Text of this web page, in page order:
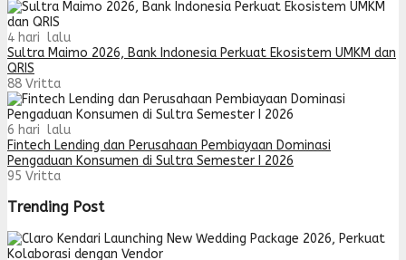
4 hari lalu
Sultra Maimo 2026, Bank Indonesia Perkuat Ekosistem UMKM dan
QRIS
88 Vritta
6 hari lalu
Fintech Lending dan Perusahaan Pembiayaan Dominasi
Pengaduan Konsumen di Sultra Semester I 2026
95 Vritta
Trending Post